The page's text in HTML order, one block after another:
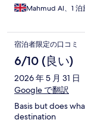
Mahmud Al、1 泊
宿泊者限定の口コミ
6/10 (良い)
2026 年 5 月 31 日
Google で翻訳
Basis but does
destination